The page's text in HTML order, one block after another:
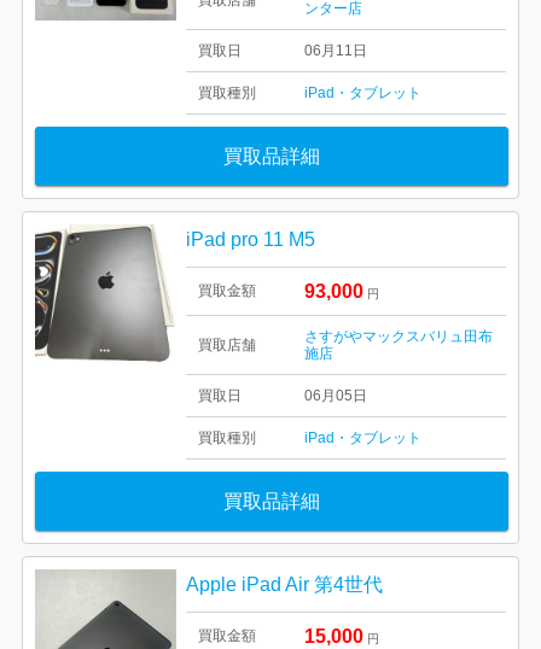
ンター店
買取日 06月11日
買取種別 iPad・タブレット
買取品詳細
iPad pro 11 M5
買取金額 93,000 円
買取店舗
さすがやマックスバリュ田布
施店
買取日 06月05日
買取種別 iPad・タブレット
買取品詳細
Apple iPad Air 第4世代
買取金額 15,000 円